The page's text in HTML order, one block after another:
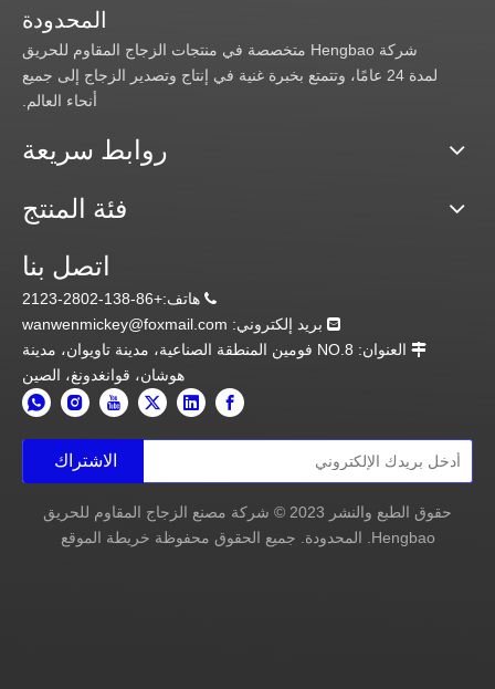
المحدودة
شركة Hengbao متخصصة في منتجات الزجاج المقاوم للحريق
لمدة 24 عامًا، وتتمتع بخبرة غنية في إنتاج وتصدير الزجاج إلى جميع
أنحاء العالم.
روابط سريعة
فئة المنتج
اتصل بنا
 هاتف:+86-138-2802-2123
 بريد إلكتروني: wanwenmickey@foxmail.com

العنوان: NO.8 فومين المنطقة الصناعية، مدينة تاويوان، مدينة
هوشان، قوانغدونغ، الصين
الاشتراك
حقوق الطبع والنشر 2023 © شركة مصنع الزجاج المقاوم للحريق
Hengbao. المحدودة. جميع الحقوق محفوظة
خريطة الموقع